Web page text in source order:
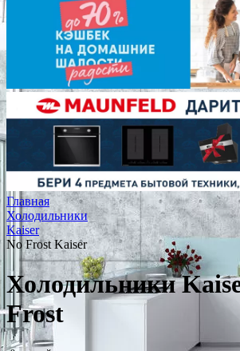
Главная
Холодильники
Kaiser
No Frost Kaiser
Холодильники
Frost